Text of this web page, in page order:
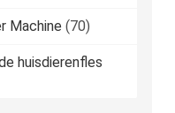
Machine (70)
huisdierenfles